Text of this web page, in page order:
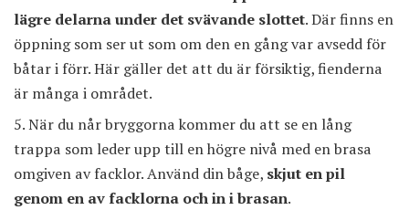
lägre delarna under det svävande slottet. Där finns en
öppning som ser ut som om den en gång var avsedd för
båtar i förr. Här gäller det att du är försiktig, fienderna
är många i området.
När du når bryggorna kommer du att se en lång
trappa som leder upp till en högre nivå med en brasa
omgiven av facklor. Använd din båge, skjut en pil
genom en av facklorna och in i brasan.